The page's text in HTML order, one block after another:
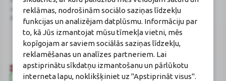
reklāmas, nodrošinām sociālo saziņas līdzekļu
funkcijas un analizējam datplūsmu. Informāciju par
to, kā Jūs izmantojat mūsu tīmekļa vietni, mēs
kopīgojam ar saviem sociālās saziņas līdzekļu,
reklamēšanas un analīzes partneriem. Lai
apstiprinātu sīkdatņu izmantošanu un pārlūkotu
interneta lapu, noklikšķiniet uz "Apstiprināt visus".
novads, LV-2130
Reģistrācijas Nr.: 40003252167
Aptiekas vadītāja:
Sertificēta farmaceite: Jeļena
Gončarova
Reģistrācijas Nr.: F-0834
Sertifikāta Nr.: 215.2025